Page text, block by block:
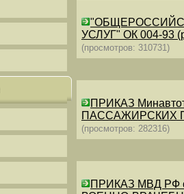
УСЛУГ" ОК 004-93
(просмотров: 310731)
ПРИКАЗ
ПАССАЖИРСКИХ
(просмотров: 282316)
ПРИКАЗ МВД РФ